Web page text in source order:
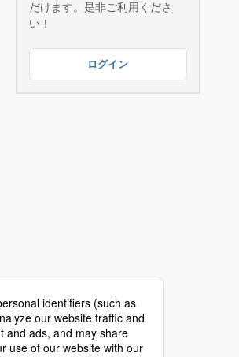
だけます。是非ご利用くださ
い！
ログイン